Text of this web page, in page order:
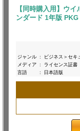
【同時購入用】ウ
ンダード 1年版
ジャンル :
ビジネス＞セキ
メディア
:
ライセンス証書
言語
: 日本語版